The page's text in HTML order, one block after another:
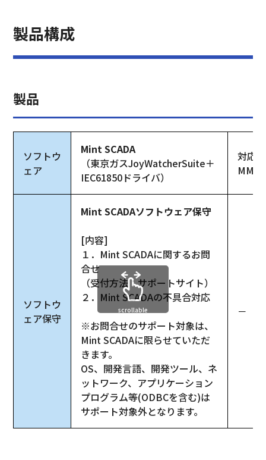
製品構成
製品
ソフトウ
ェア
Mint SCADA
（東京ガスJoyWatcherSuite＋
IEC61850ドライバ）
対応
MMS
ソフトウ
ェア保守
Mint SCADAソフトウェア保守
[内容]
１．Mint SCADAに関するお問
合せ
（受付方法：サポートサイト）
２．Mint SCADAの不具合対応
※お問合せのサポート対象は、
Mint SCADAに限らせていただ
きます。
OS、開発言語、開発ツール、ネ
ットワーク、アプリケーション
プログラム等(ODBCを含む)は
サポート対象外となります。
－
scrollable